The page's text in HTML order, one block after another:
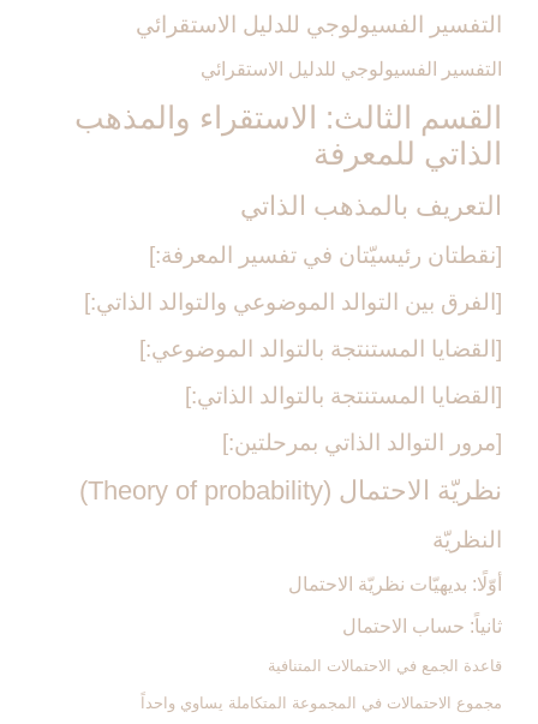
التفسير الفسيولوجي للدليل الاستقرائي
التفسير الفسيولوجي للدليل الاستقرائي
القسم الثالث: الاستقراء والمذهب
الذاتي للمعرفة
التعريف بالمذهب الذاتي‏
[نقطتان رئيسيّتان في تفسير المعرفة:]
[الفرق بين التوالد الموضوعي والتوالد الذاتي:]
[القضايا المستنتجة بالتوالد الموضوعي:]
[القضايا المستنتجة بالتوالد الذاتي:]
[مرور التوالد الذاتي بمرحلتين:]
نظريّة الاحتمال (Theory of probability)
النظريّة
أوّلًا: بديهيّات نظريّة الاحتمال‏
ثانياً: حساب الاحتمال‏
قاعدة الجمع في الاحتمالات المتنافية
مجموع الاحتمالات في المجموعة المتكاملة يساوي واحداً